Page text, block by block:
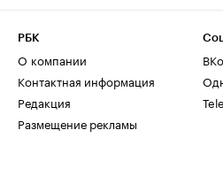
РБК
О компании
Контактная информация
Редакция
Размещение рекламы